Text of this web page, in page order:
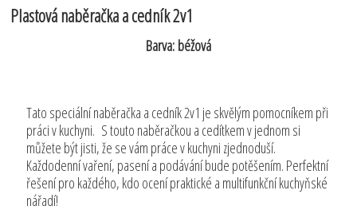
Plastová naběračka a cedník 2v1
Barva: béžová
Tato speciální naběračka a cedník 2v1 je skvělým pomocníkem při
práci v kuchyni. S touto naběračkou a cedítkem v jednom si
můžete být jisti, že se vám práce v kuchyni zjednoduší.
Každodenní vaření, pasení a podávání bude potěšením. Perfektní
řešení pro každého, kdo ocení praktické a multifunkční kuchyňské
nářadí!